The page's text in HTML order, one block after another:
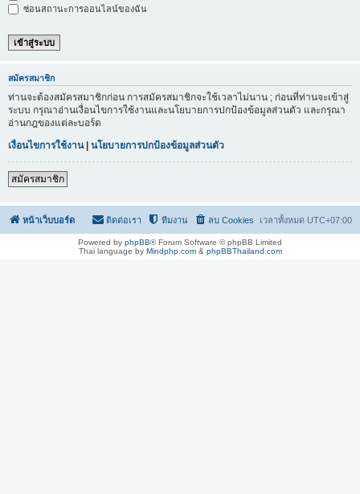
ซ่อนสถานะการออนไลน์ของฉัน
สมัครสมาชิก
ท่านจะต้องสมัครสมาชิกก่อน การสมัครสมาชิกจะใช้เวลาไม่นาน ; ก่อนที่ท่านจะเข้าสู่
ระบบ กรุณาอ่านเงื่อนไขการใช้งานและนโยบายการปกป้องข้อมูลส่วนตัว และกรุณา
อ่านกฎของแต่ละบอร์ด
เงื่อนไขการใช้งาน| นโยบายการปกป้องข้อมูลส่วนตัว
สมัครสมาชิก
หน้าเว็บบอร์ด เวลาทั้งหมด UTC+07:00
ลบ Cookies
ทีมงาน
ติดต่อเรา
Powered by phpBB® Forum Software © phpBB Limited
Thai language by Mindphp.com& phpBBThailand.com